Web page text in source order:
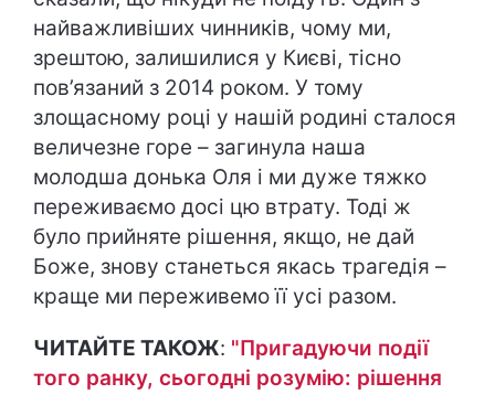
найважливіших чинників, чому ми,
зрештою, залишилися у Києві, тісно
пов’язаний з 2014 роком. У тому
злощасному році у нашій родині сталося
величезне горе – загинула наша
молодша донька Оля і ми дуже тяжко
переживаємо досі цю втрату. Тоді ж
було прийняте рішення, якщо, не дай
Боже, знову станеться якась трагедія –
краще ми переживемо її усі разом.
ЧИТАЙТЕ ТАКОЖ: "Пригадуючи події
того ранку, сьогодні розумію: рішення